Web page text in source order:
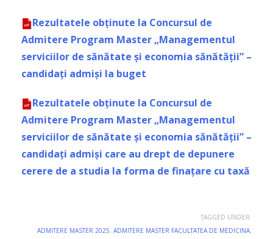
Rezultatele obținute la Concursul de
Admitere Program Master „Managementul
serviciilor de sănătate și economia sănătății” –
candidați admiși la buget
Rezultatele obținute la Concursul de
Admitere Program Master „Managementul
serviciilor de sănătate și economia sănătății” –
candidați admiși care au drept de depunere
cerere de a studia la forma de finațare cu taxă
TAGGED UNDER:
ADMITERE MASTER 2025, ADMITERE MASTER FACULTATEA DE MEDICINA,